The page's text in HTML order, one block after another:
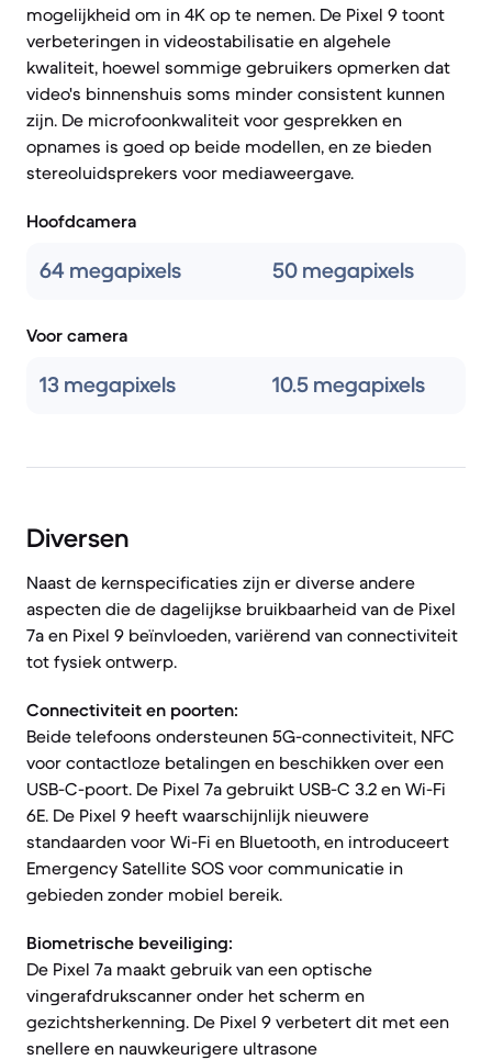
mogelijkheid om in 4K op te nemen. De Pixel 9 toont
verbeteringen in videostabilisatie en algehele
kwaliteit, hoewel sommige gebruikers opmerken dat
video's binnenshuis soms minder consistent kunnen
zijn. De microfoonkwaliteit voor gesprekken en
opnames is goed op beide modellen, en ze bieden
stereoluidsprekers voor mediaweergave.
Hoofdcamera
64 megapixels 50 megapixels
Voor camera
13 megapixels 10.5 megapixels
Diversen
Naast de kernspecificaties zijn er diverse andere
aspecten die de dagelijkse bruikbaarheid van de Pixel
7a en Pixel 9 beïnvloeden, variërend van connectiviteit
tot fysiek ontwerp.
Connectiviteit en poorten:
Beide telefoons ondersteunen 5G-connectiviteit, NFC
voor contactloze betalingen en beschikken over een
USB-C-poort. De Pixel 7a gebruikt USB-C 3.2 en Wi-Fi
6E. De Pixel 9 heeft waarschijnlijk nieuwere
standaarden voor Wi-Fi en Bluetooth, en introduceert
Emergency Satellite SOS voor communicatie in
gebieden zonder mobiel bereik.
Biometrische beveiliging:
De Pixel 7a maakt gebruik van een optische
vingerafdrukscanner onder het scherm en
gezichtsherkenning. De Pixel 9 verbetert dit met een
snellere en nauwkeurigere ultrasone